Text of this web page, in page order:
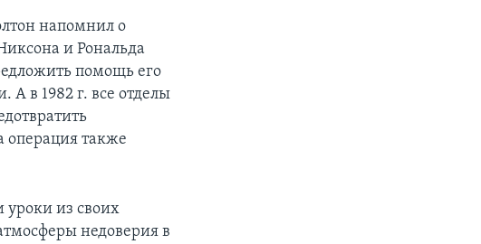
напомнил о
и Рональда
помощь его
в 1982 г. все отделы
операция также
уроки из своих
недоверия в